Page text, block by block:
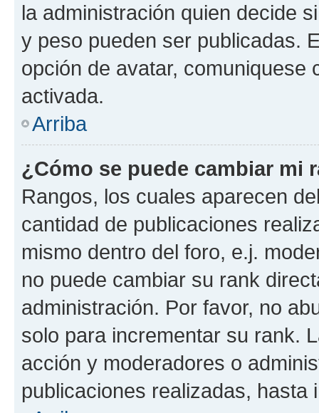
la administración quien decide
y peso pueden ser publicadas.
opción de avatar, comuniquese
activada.
Arriba
¿Cómo se puede cambiar mi
Rangos, los cuales aparecen
cantidad de publicaciones
mismo dentro del foro, e.j.
no puede cambiar su rank
administración. Por favor, no
solo para incrementar su rank.
acción y moderadores o
publicaciones realizadas, hasta